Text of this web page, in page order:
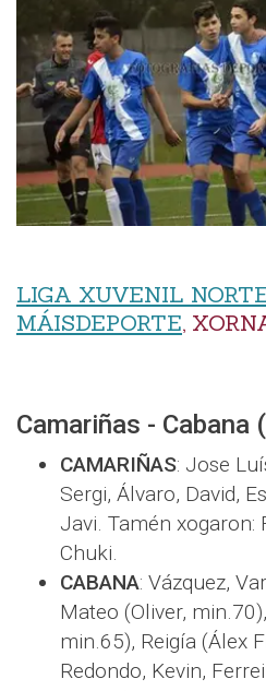
LIGA XUVENIL
MÁISDEPORTE,
Camariñas - Cabana
CAMARIÑAS: Jose
Sergi, Álvaro, David,
Javi. Tamén xogaron:
Chuki.
CABANA: Vázquez,
Mateo (Oliver,
min.65), Reigía (Álex
Redondo, Kevin,